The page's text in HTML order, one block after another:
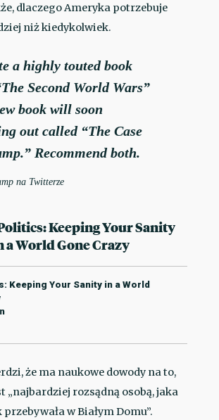
dlaczego Ameryka potrzebuje
niż kiedykolwiek.
a highly touted book
Second World Wars”
book will soon
out called “The Case
Recommend both.
na Twitterze
Keeping Your Sanity
a World Gone Crazy
Keeping Your Sanity in a World
że ma naukowe dowody na to,
„najbardziej rozsądną osobą, jaka
w Białym Domu”.